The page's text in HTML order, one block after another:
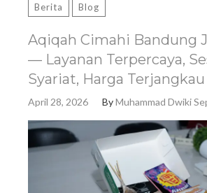
Berita Blog
Aqiqah Cimahi Bandung
— Layanan Terpercaya,
Syariat, Harga Terjangkau
April 28, 2026 ByMuhammad Dwiki